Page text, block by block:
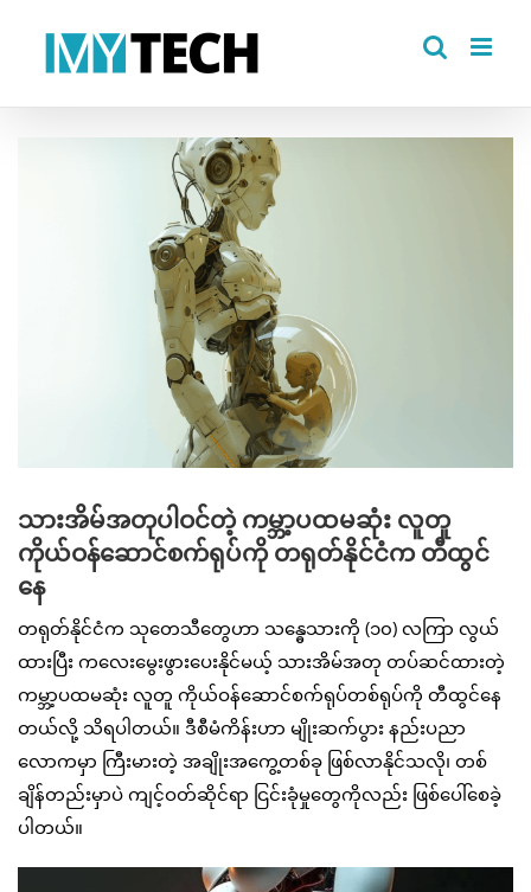
သားအိမ်အတုပါဝင်တဲ့ ကမ္ဘာ့ပထမဆုံး လူတူ
ကိုယ်ဝန်ဆောင်စက်ရုပ်ကို တရုတ်နိုင်ငံက တီထွင်
နေ
တရုတ်နိုင်ငံက သုတေသီတွေဟာ သန္ဓေသားကို (၁၀) လကြာ လွယ်
ထားပြီး ကလေးမွေးဖွားပေးနိုင်မယ့် သားအိမ်အတု တပ်ဆင်ထားတဲ့
ကမ္ဘာ့ပထမဆုံး လူတူ ကိုယ်ဝန်ဆောင်စက်ရုပ်တစ်ရုပ်ကို တီထွင်နေ
တယ်လို့ သိရပါတယ်။ ဒီစီမံကိန်းဟာ မျိုးဆက်ပွား နည်းပညာ
လောကမှာ ကြီးမားတဲ့ အချိုးအကွေ့တစ်ခု ဖြစ်လာနိုင်သလို၊ တစ်
ချိန်တည်းမှာပဲ ကျင့်ဝတ်ဆိုင်ရာ ငြင်းခုံမှုတွေကိုလည်း ဖြစ်ပေါ်စေခဲ့
ပါတယ်။